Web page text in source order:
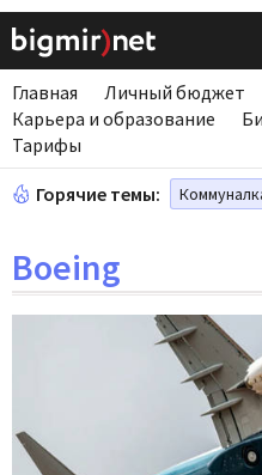
Главная Личный бюджет
Карьера и образование
Тарифы
Горячие темы:
Boeing